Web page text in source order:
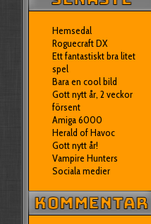
Hemsedal
Roguecraft DX
Ett fantastiskt bra litet
spel
Bara en cool bild
Gott nytt år, 2 veckor
försent
Amiga 6000
Herald of Havoc
Gott nytt år!
Vampire Hunters
Sociala medier